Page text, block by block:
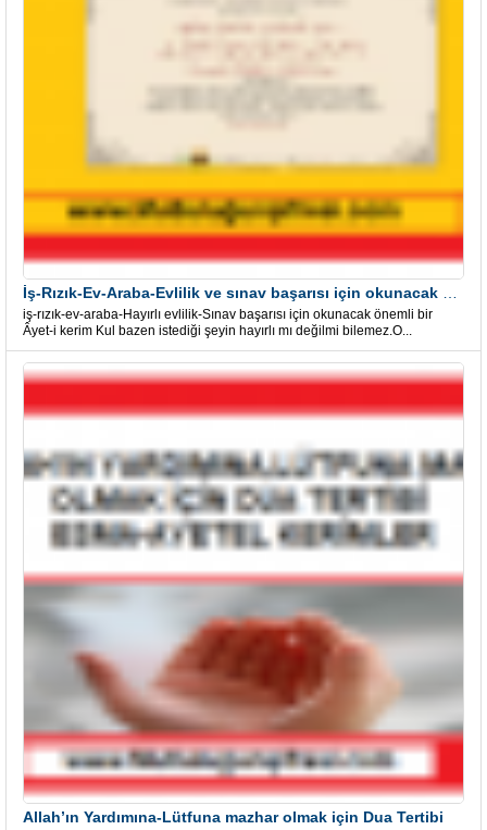
iş-rızık-ev-araba-Hayırlı evlilik-Sınav başarısı için okunacak önemli bir
Âyet-i kerim Kul bazen istediği şeyin hayırlı mı değilmi bilemez.O...
Allah’ın Yardımına-Lütfuna mazhar olmak için Dua Tertibi